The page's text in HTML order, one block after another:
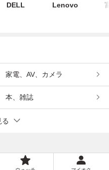
DELL Lenovo
家電、AV、カメラ
本、雑誌
る